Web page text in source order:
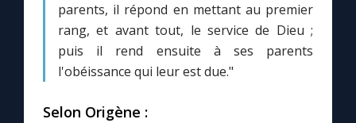
1000 Raisons de Croire
Chapelet pour le monde
Contact
parents, il répond en mettant au premier
rang, et avant tout, le service de Dieu ;
puis il rend ensuite à ses parents
l'obéissance qui leur est due."
Selon Origène :